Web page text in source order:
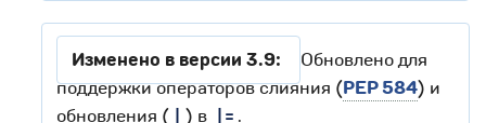
Изменено в версии 3.9:
Обновлено для
поддержки операторов слияния (PEP 584) и
обновления (
) в |= .